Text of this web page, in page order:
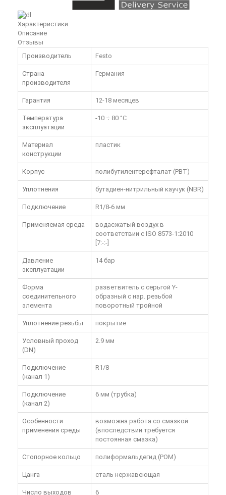
Характеристики
Описание
Отзывы
Производитель
Festo
Страна
производителя
Германия
Гарантия 12-18 месяцев
Температура
эксплуатации
-10 ÷ 80 °C
Материал
конструкции
пластик
Корпус полибутилентерефталат (PBT)
Уплотнения бутадиен-нитрильный каучук (NBR)
Подключение R1/8-6 мм
Применяемая среда
водасжатый воздух в
соответствии с ISO 8573-1:2010
[7:-:-]
Давление
эксплуатации
14 бар
Форма
соединительного
элемента
разветвитель с серьгой Y-
образный с нар. резьбой
поворотный тройной
Уплотнение резьбы покрытие
Условный проход
(DN)
2.9 мм
Подключение
(канал 1)
R1/8
Подключение
(канал 2)
6 мм (трубка)
Особенности
применения среды
возможна работа со смазкой
(впоследствии требуется
постоянная смазка)
Стопорное кольцо полиформальдегид (POM)
Цанга сталь нержавеющая
Число выходов 6